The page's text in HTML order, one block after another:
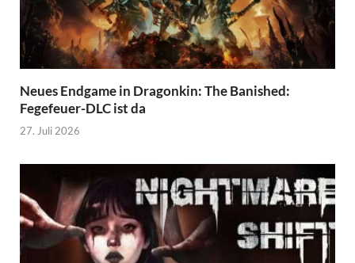
Neues Endgame in Dragonkin: The Banished:
Fegefeuer-DLC ist da
27. Juli 2026